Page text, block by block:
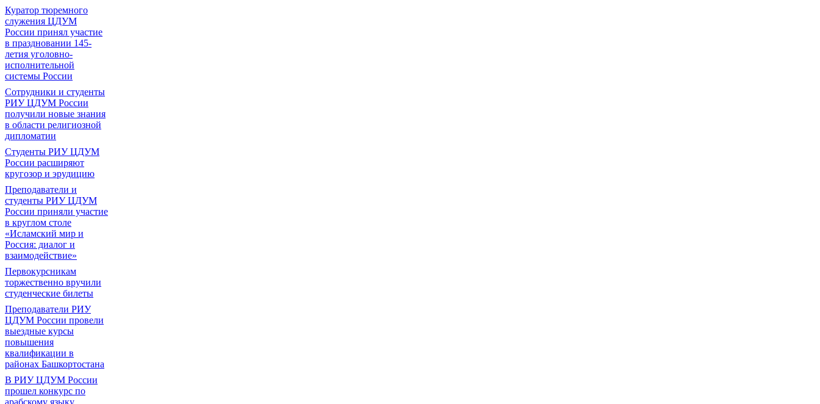
Куратор тюремного
служения ЦДУМ
России принял участие
в праздновании 145-
летия уголовно-
исполнительной
системы России
Сотрудники и студенты
РИУ ЦДУМ России
получили новые знания
в области религиозной
дипломатии
Студенты РИУ ЦДУМ
России расширяют
кругозор и эрудицию
Преподаватели и
студенты РИУ ЦДУМ
России приняли участие
в круглом столе
«Исламский мир и
Россия: диалог и
взаимодействие»
Первокурсникам
торжественно вручили
студенческие билеты
Преподаватели РИУ
ЦДУМ России провели
выездные курсы
повышения
квалификации в
районах Башкортостана
В РИУ ЦДУМ России
прошел конкурс по
арабскому языку